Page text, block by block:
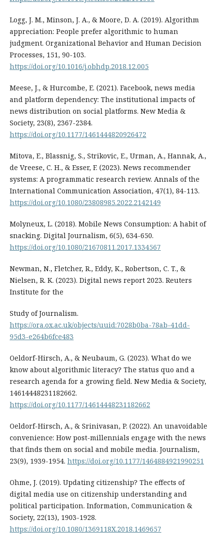
Logg, J. M., Minson, J. A., & Moore, D. A. (2019). Algorithm
appreciation: People prefer algorithmic to human
judgment. Organizational Behavior and Human Decision
Processes, 151, 90-103.
https://doi.org/10.1016/j.obhdp.2018.12.005
Meese, J., & Hurcombe, E. (2021). Facebook, news media
and platform dependency: The institutional impacts of
news distribution on social platforms. New Media &
Society, 23(8), 2367-2384.
https://doi.org/10.1177/1461444820926472
Mitova, E., Blassnig, S., Strikovic, E., Urman, A., Hannak, A.,
de Vreese, C. H., & Esser, F. (2023). News recommender
systems: A programmatic research review. Annals of the
International Communication Association, 47(1), 84-113.
https://doi.org/10.1080/23808985.2022.2142149
Molyneux, L. (2018). Mobile News Consumption: A habit of
snacking. Digital Journalism, 6(5), 634-650.
https://doi.org/10.1080/21670811.2017.1334567
Newman, N., Fletcher, R., Eddy, K., Robertson, C. T., &
Nielsen, R. K. (2023). Digital news report 2023. Reuters
Institute for the
Study of Journalism.
https://ora.ox.ac.uk/objects/uuid:7028b0ba-78ab-41dd-
95d3-e264b6fce483
Oeldorf-Hirsch, A., & Neubaum, G. (2023). What do we
know about algorithmic literacy? The status quo and a
research agenda for a growing field. New Media & Society,
14614448231182662.
https://doi.org/10.1177/14614448231182662
Oeldorf-Hirsch, A., & Srinivasan, P. (2022). An unavoidable
convenience: How post-millennials engage with the news
that finds them on social and mobile media. Journalism,
23(9), 1939-1954. https://doi.org/10.1177/1464884921990251
Ohme, J. (2019). Updating citizenship? The effects of
digital media use on citizenship understanding and
political participation. Information, Communication &
Society, 22(13), 1903-1928.
https://doi.org/10.1080/1369118X.2018.1469657